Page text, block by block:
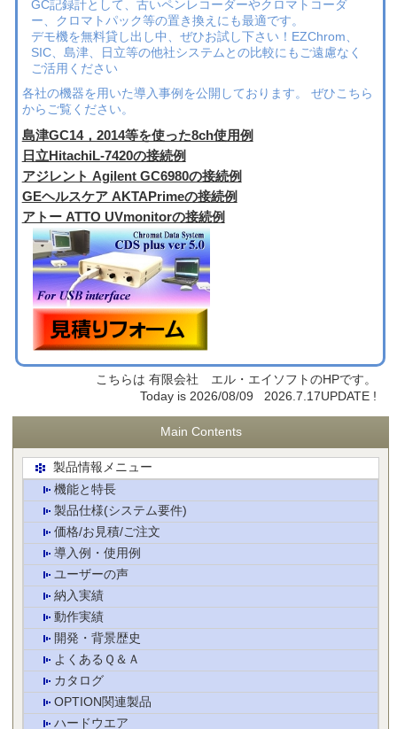
GC記録計として、古いペンレコーダーやクロマトコーダ
ー、クロマトパック等の置き換えにも最適です。
デモ機を無料貸し出し中、ぜひお試し下さい！EZChrom、
SIC、島津、日立等の他社システムとの比較にもご遠慮なく
ご活用ください
各社の機器を用いた導入事例を公開しております。 ぜひこちら
からご覧ください。
島津GC14，2014等を使った8ch使用例
日立HitachiL-7420の接続例
アジレント Agilent GC6980の接続例
GEヘルスケア AKTAPrimeの接続例
アトー ATTO UVmonitorの接続例
こちらは 有限会社 エル・エイソフトのHPです。
Today is 2026/08/09 2026.7.17UPDATE !
Main Contents
製品情報メニュー
機能と特長
製品仕様(システム要件)
価格/お見積/ご注文
導入例・使用例
ユーザーの声
納入実績
動作実績
開発・背景歴史
よくあるＱ＆Ａ
カタログ
OPTION関連製品
ハードウエア